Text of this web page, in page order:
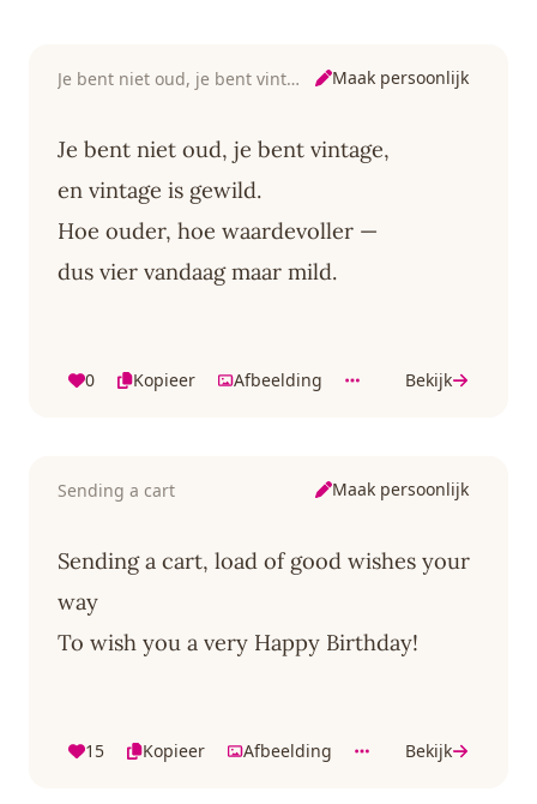
Je bent niet oud, je bent vintage Maak persoonlijk
Je bent niet oud, je bent vintage,
en vintage is gewild.
Hoe ouder, hoe waardevoller —
dus vier vandaag maar mild.
0 Kopieer Afbeelding Bekijk
Sending a cart Maak persoonlijk
Sending a cart, load of good wishes your
way
To wish you a very Happy Birthday!
15 Kopieer Afbeelding Bekijk